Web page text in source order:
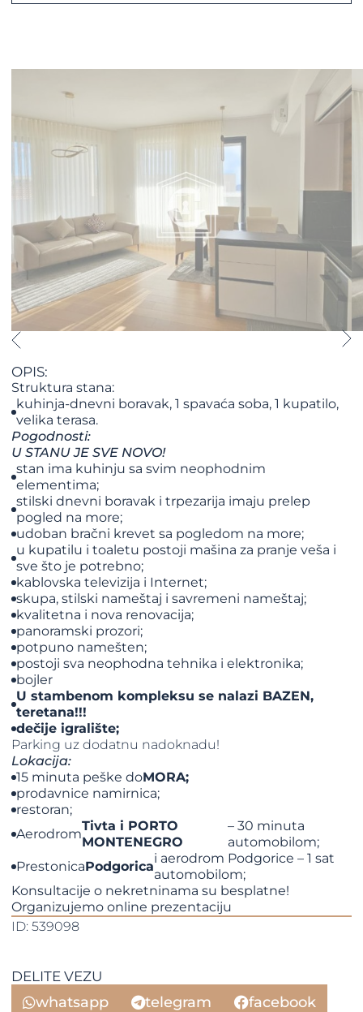
OPIS:
Struktura stana:
kuhinja-dnevni boravak, 1 spavaća soba, 1 kupatilo,
velika terasa.
Pogodnosti:
U STANU JE SVE NOVO!
stan ima kuhinju sa svim neophodnim
elementima;
stilski dnevni boravak i trpezarija imaju prelep
pogled na more;
udoban bračni krevet sa pogledom na more;
u kupatilu i toaletu postoji mašina za pranje veša i
sve što je potrebno;
kablovska televizija i Internet;
skupa, stilski nameštaj i savremeni nameštaj;
kvalitetna i nova renovacija;
panoramski prozori;
potpuno namešten;
postoji sva neophodna tehnika i elektronika;
bojler
U stambenom kompleksu se nalazi BAZEN,
teretana!!!
dečije igralište;
Parking uz dodatnu nadoknadu!
Lokacija:
15 minuta peške doMORA;
prodavnice namirnica;
restoran;
Aerodrom
Tivta i PORTO
MONTENEGRO
– 30 minuta
automobilom;
PrestonicaPodgorica
i aerodrom Podgorice – 1 sat
automobilom;
Konsultacije o nekretninama su besplatne!
Organizujemo online prezentaciju
ID: 539098
DELITE VEZU
whatsapp telegram facebook